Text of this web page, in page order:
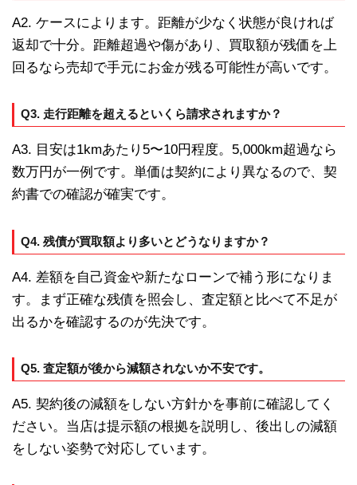
A2. ケースによります。距離が少なく状態が良ければ
返却で十分。距離超過や傷があり、買取額が残価を上
回るなら売却で手元にお金が残る可能性が高いです。
Q3. 走行距離を超えるといくら請求されますか？
A3. 目安は1kmあたり5〜10円程度。5,000km超過なら
数万円が一例です。単価は契約により異なるので、契
約書での確認が確実です。
Q4. 残債が買取額より多いとどうなりますか？
A4. 差額を自己資金や新たなローンで補う形になりま
す。まず正確な残債を照会し、査定額と比べて不足が
出るかを確認するのが先決です。
Q5. 査定額が後から減額されないか不安です。
A5. 契約後の減額をしない方針かを事前に確認してく
ださい。当店は提示額の根拠を説明し、後出しの減額
をしない姿勢で対応しています。